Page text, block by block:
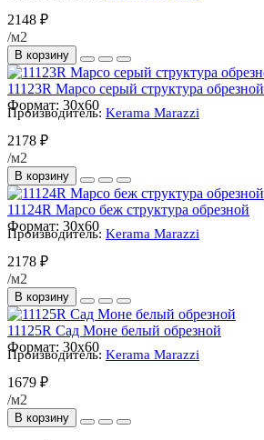
2148 ₽
/м2
В корзину
11123R Марсо серый структура обрезной
Формат: 30x60
Производитель: Kerama Marazzi
2178 ₽
/м2
В корзину
11124R Марсо беж структура обрезной
Формат: 30x60
Производитель: Kerama Marazzi
2178 ₽
/м2
В корзину
11125R Сад Моне белый обрезной
Формат: 30x60
Производитель: Kerama Marazzi
1679 ₽
/м2
В корзину